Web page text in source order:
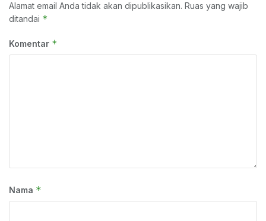
Alamat email Anda tidak akan dipublikasikan. Ruas yang wajib
ditandai *
Komentar *
Nama *